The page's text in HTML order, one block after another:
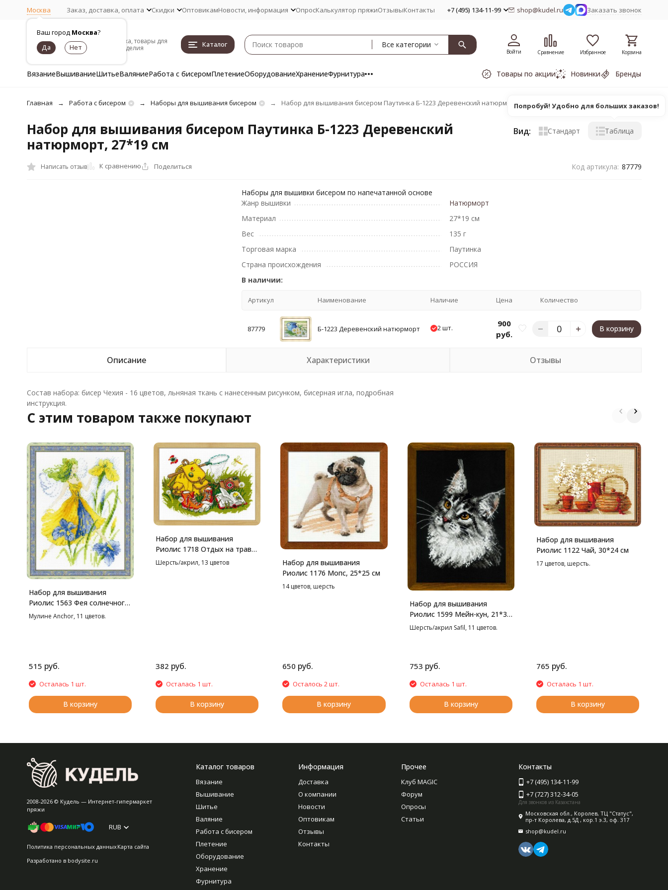
Москва
Ваш город Москва?
Заказ, доставка, оплата Скидки ОптовикамНовости, информация ОпросКалькулятор пряжиОтзывыКонтакты +7 (495) 134-11-99 shop@kudel.ru Заказать звонок
Пряжа, товары для
рукоделия
Каталог Все категории
Войти Сравнение Избранное Корзина
ВязаниеВышиваниеШитьеВаляниеРабота с бисеромПлетениеОборудованиеХранениеФурнитура Товары по акции Новинки Бренды
Главная Работа с бисером Наборы для вышивания бисером Набор для вышивания бисером Паутинка Б-1223 Деревенский натюрморт, 27*19 см
Набор для вышивания бисером Паутинка Б-1223 Деревенский
натюрморт, 27*19 см
Вид: Стандарт Таблица
Написать отзыв К сравнению Поделиться Код артикула: 87779
Наборы для вышивки бисером по напечатанной основе
Жанр вышивки
Натюрморт
Материал
27*19 см
Вес
135 г
Торговая марка
Паутинка
Страна происхождения
РОССИЯ
В наличии:
Артикул Наименование Наличие Цена Количество
87779 Б-1223 Деревенский натюрморт 2 шт.
900
руб.
В корзину
Описание Характеристики Отзывы
Состав набора: бисер Чехия - 16 цветов, льняная ткань с нанесенным рисунком, бисерная игла, подробная
инструкция.
C этим товаром также покупают
Набор для вышивания
Риолис 1563 Фея солнечного
дня, 15*20 см
Мулине Anchor, 11 цветов.
515 руб.
Осталась 1 шт.
В корзину
Набор для вышивания
Риолис 1718 Отдых на траве,
24*18 см
Шерсть/акрил, 13 цветов
382 руб.
Осталась 1 шт.
В корзину
Набор для вышивания
Риолис 1176 Мопс, 25*25 см
14 цветов, шерсть
650 руб.
Осталось 2 шт.
В корзину
Набор для вышивания
Риолис 1599 Мейн-кун, 21*30
см
Шерсть/акрил Safil, 11 цветов.
753 руб.
Осталась 1 шт.
В корзину
Набор для вышивания
Риолис 1122 Чай, 30*24 см
17 цветов, шерсть.
765 руб.
Осталась 1 шт.
В корзину
2008-2026 © Кудель — Интернет-гипермаркет
пряжи
RUB
Политика персональных данныхКарта сайта
Разработано в bodysite.ru
Каталог товаров
Вязание
Вышивание
Шитье
Валяние
Работа с бисером
Плетение
Оборудование
Хранение
Фурнитура
Информация
Доставка
О компании
Новости
Оптовикам
Отзывы
Контакты
Прочее
Клуб MAGIC
Форум
Опросы
Статьи
Контакты
+7 (495) 134-11-99
+7 (727) 312-34-05
Для звонков из Казахстана
Московская обл., Королев, ТЦ "Статус",
пр-т Королева, д.5Д , кор.1 э.3, оф. 317
shop@kudel.ru
Попробуй! Удобно для больших заказов!